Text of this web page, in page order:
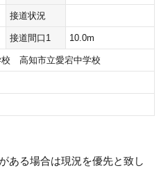
接道状況
接道間口1 10.0m
校 高知市立愛宕中学校
ある場合は現況を優先と致し